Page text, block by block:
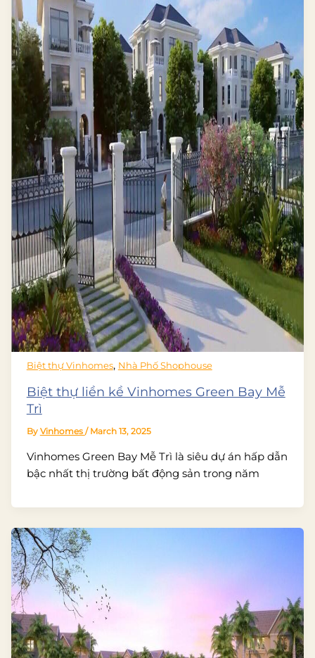
Biệt thự Vinhomes, Nhà Phố Shophouse
Biệt thự liền kề Vinhomes Green Bay Mễ
Trì
By Vinhomes / March 13, 2025
Vinhomes Green Bay Mễ Trì là siêu dự án hấp dẫn
bậc nhất thị trường bất động sản trong năm